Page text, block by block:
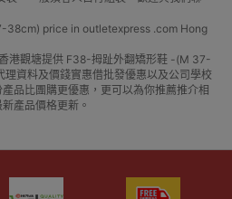
38cm) price in outletexpress .com Hong
港觀塘提供 F38-拇趾外翻矯形鞋 -(M 37-
資料及價錢實惠借批發優惠以及公司學校
品比團購更優惠，更可以為你推薦推介相
產品價格更新。